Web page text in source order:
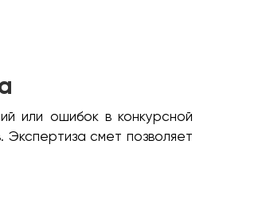
или ошибок в конкурсной
Экспертиза смет позволяет